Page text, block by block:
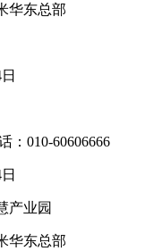
华东总部
：010-60606666
产业园
华东总部